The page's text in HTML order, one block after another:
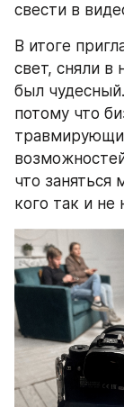
свести в
В итоге
свет, сняли в
был
потому что
что
кого так и не